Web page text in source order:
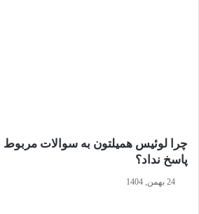
چرا لوئیس همیلتون به سوالات مربوط
پاسخ نداد؟
24 بهمن, 1404